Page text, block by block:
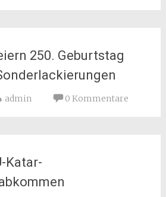
250. Geburtstag
admin 0 Kommentare
Katar-